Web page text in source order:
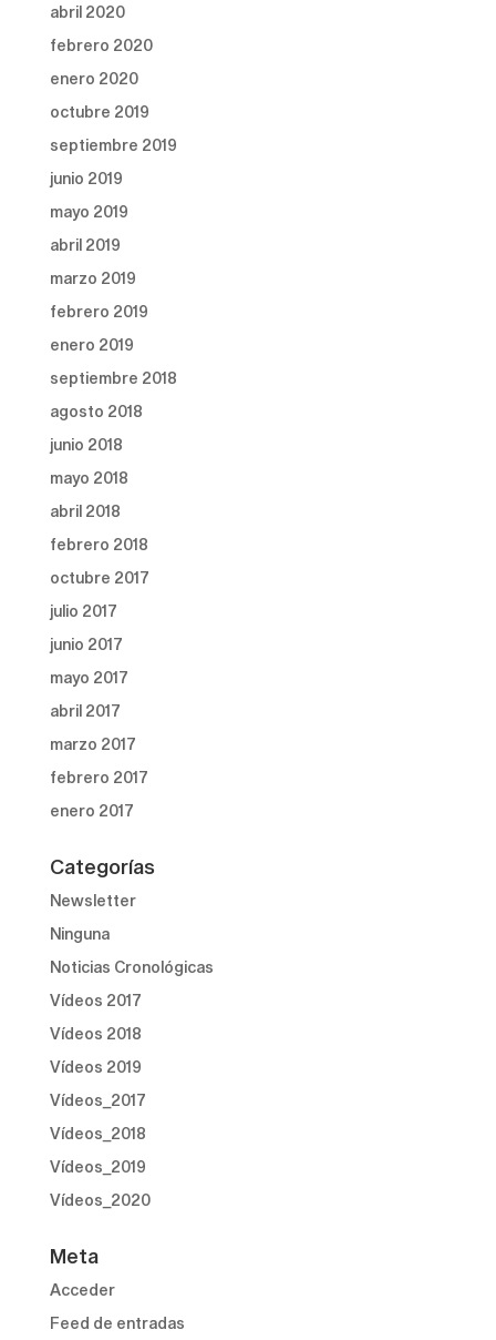
abril 2020
febrero 2020
enero 2020
octubre 2019
septiembre 2019
junio 2019
mayo 2019
abril 2019
marzo 2019
febrero 2019
enero 2019
septiembre 2018
agosto 2018
junio 2018
mayo 2018
abril 2018
febrero 2018
octubre 2017
julio 2017
junio 2017
mayo 2017
abril 2017
marzo 2017
febrero 2017
enero 2017
Categorías
Newsletter
Ninguna
Noticias Cronológicas
Vídeos 2017
Vídeos 2018
Vídeos 2019
Vídeos_2017
Vídeos_2018
Vídeos_2019
Vídeos_2020
Meta
Acceder
Feed de entradas